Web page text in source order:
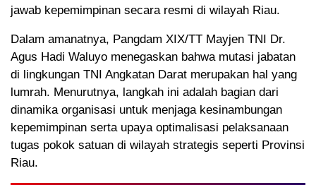
jawab kepemimpinan secara resmi di wilayah Riau.
Dalam amanatnya, Pangdam XIX/TT Mayjen TNI Dr.
Agus Hadi Waluyo menegaskan bahwa mutasi jabatan
di lingkungan TNI Angkatan Darat merupakan hal yang
lumrah. Menurutnya, langkah ini adalah bagian dari
dinamika organisasi untuk menjaga kesinambungan
kepemimpinan serta upaya optimalisasi pelaksanaan
tugas pokok satuan di wilayah strategis seperti Provinsi
Riau.